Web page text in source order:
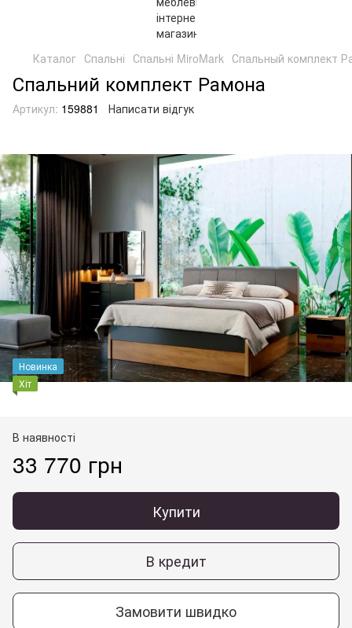
Каталог Спальні Спальні MiroMark Спальный комплект
Спальний комплект Рамона
Артикул: 159881 Написати відгук
Новинка
Хіт
В наявності
33 770 грн
Купити
В кредит
Замовити швидко